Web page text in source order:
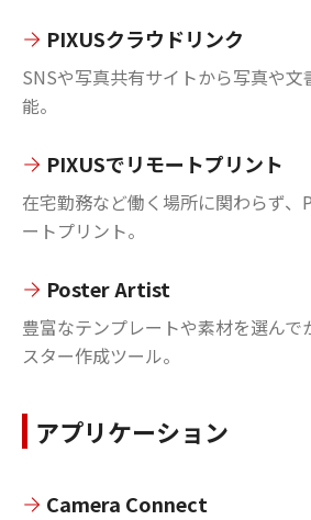
PIXUSクラウドリンク
SNSや写真共有サイトから写真や文
能。
PIXUSでリモートプリント
在宅勤務など働く場所に関わらず、
ートプリント。
Poster Artist
豊富なテンプレートや素材を選んで
スター作成ツール。
アプリケーション
Camera Connect